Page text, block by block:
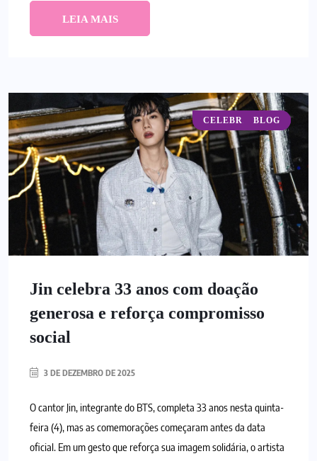
LEIA MAIS
CELEBRIDADES
BLOG
Jin celebra 33 anos com doação
generosa e reforça compromisso
social
3 DE DEZEMBRO DE 2025
O cantor Jin, integrante do BTS, completa 33 anos nesta quinta-
feira (4), mas as comemorações começaram antes da data
oficial. Em um gesto que reforça sua imagem solidária, o artista